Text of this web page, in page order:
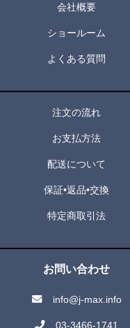
会社概要
ショールーム
よくある質問
注文の流れ
お支払方法
配送について
保証•返品•交換
特定商取引法
お問い合わせ
info@j-max.info
03-3466-1741